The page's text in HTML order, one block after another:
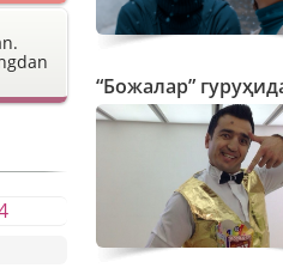
“Божалар”